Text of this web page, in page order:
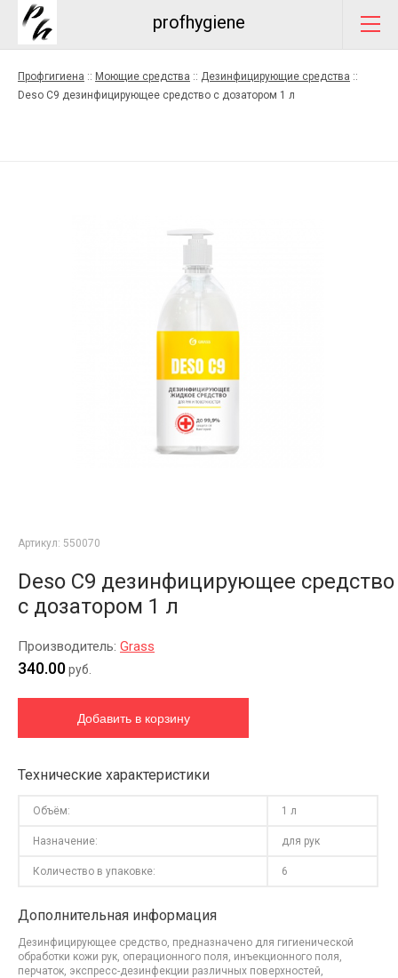
profhygiene
Профгигиена :: Моющие средства :: Дезинфицирующие средства ::
Deso C9 дезинфицирующее средство с дозатором 1 л
Артикул: 550070
Deso C9 дезинфицирующее средство
с дозатором 1 л
Производитель: Grass
340.00руб.
Технические характеристики
Объём: 1 л
Назначение: для рук
Количество в упаковке: 6
Дополнительная информация
Дезинфицирующее средство, предназначено для гигиенической
обработки кожи рук, операционного поля, инъекционного поля,
перчаток, экспресс-дезинфекции различных поверхностей,